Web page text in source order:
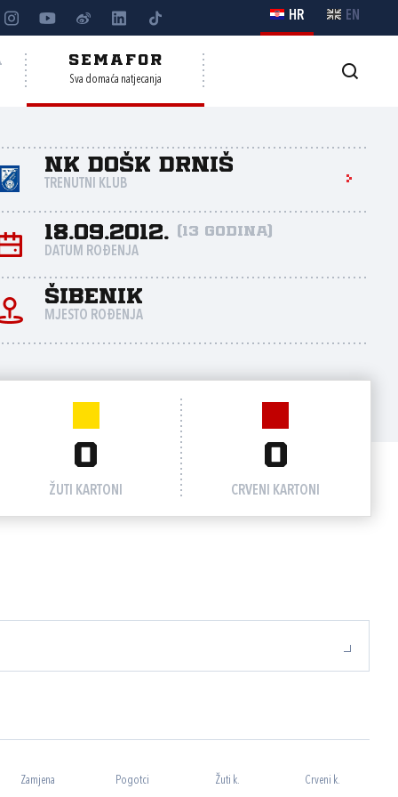
HR EN
SEMAFOR
Sva domaća natjecanja
NK DOŠK Drniš
TRENUTNI KLUB
18.09.2012. (13 godina)
DATUM ROĐENJA
Šibenik
MJESTO ROĐENJA
0
ŽUTI KARTONI
0
CRVENI KARTONI
Zamjena Pogotci Žuti k. Crveni k.